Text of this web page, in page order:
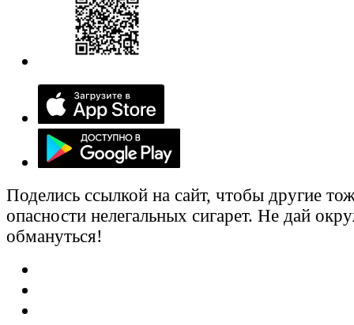
Поделись ссылкой на сайт, чтобы другие
опасности нелегальных сигарет. Не дай
обмануться!